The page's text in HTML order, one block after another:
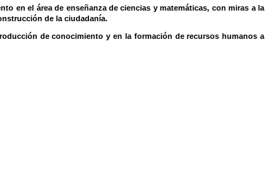
en el área de enseñanza de ciencias y matemáticas, con miras a la
de la ciudadanía.
de conocimiento y en la formación de recursos humanos a